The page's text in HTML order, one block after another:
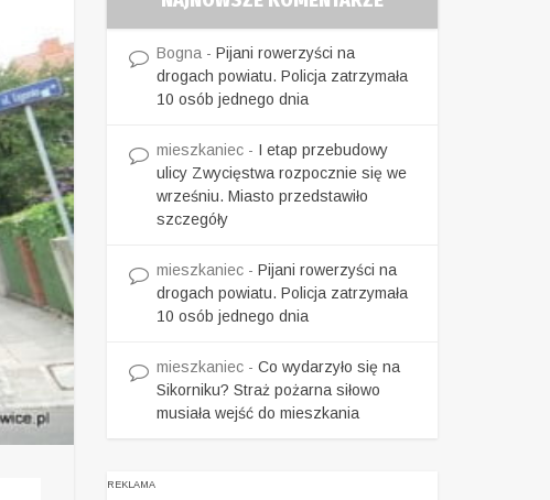
Bogna - Pijani rowerzyści na
drogach powiatu. Policja zatrzymała
10 osób jednego dnia
mieszkaniec - I etap przebudowy
ulicy Zwycięstwa rozpocznie się we
wrześniu. Miasto przedstawiło
szczegóły
mieszkaniec - Pijani rowerzyści na
drogach powiatu. Policja zatrzymała
10 osób jednego dnia
mieszkaniec - Co wydarzyło się na
Sikorniku? Straż pożarna siłowo
musiała wejść do mieszkania
REKLAMA